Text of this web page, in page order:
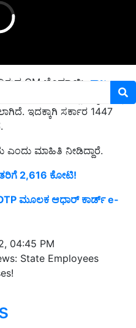
CM ಬೊಮ್ಮಾಯಿ, ರಾಜ್ಯ
ಬರುವಂತೆ ತುಟ್ಟಿ ಭತ್ಯೆಯನ್ನು
ಇದಕ್ಕಾಗಿ ಸರ್ಕಾರ 1447
ಎಂದು ಮಾಹಿತಿ ನೀಡಿದ್ದಾರೆ.
2,616 ಕೋಟಿ!
ಮೂಲಕ ಆಧಾರ್‌ ಕಾರ್ಡ್‌ e-
04:45 PM
State Employees